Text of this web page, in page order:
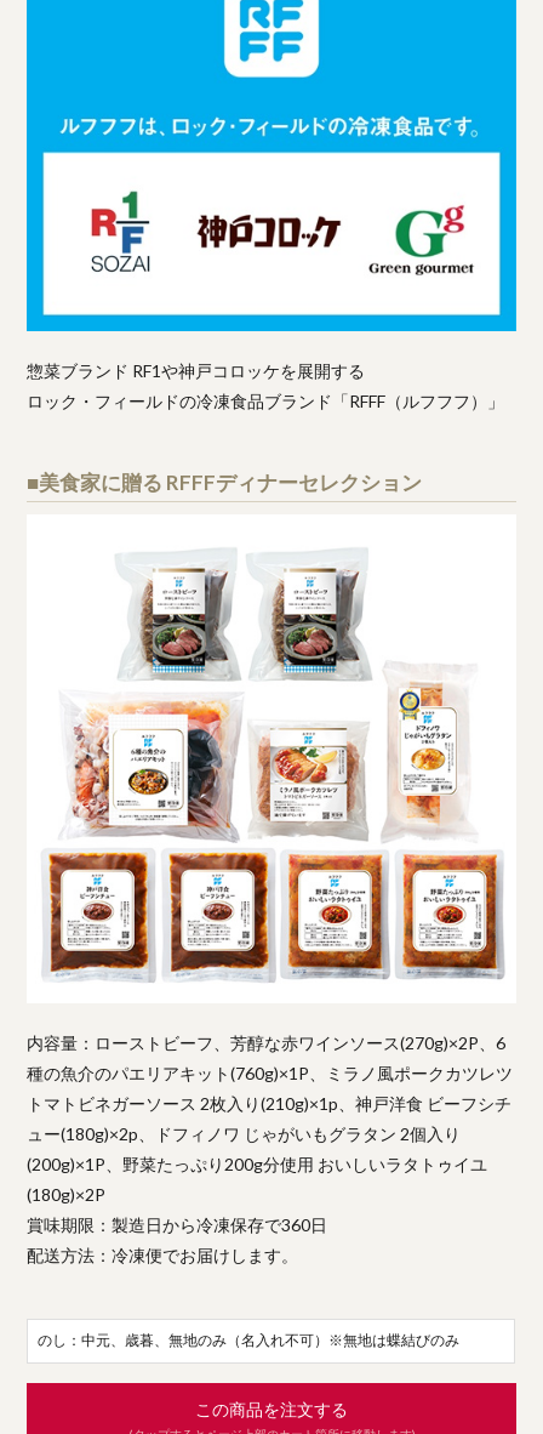
惣菜ブランド RF1や神戸コロッケを展開する
ロック・フィールドの冷凍食品ブランド「RFFF（ルフフフ）」
■美食家に贈る RFFFディナーセレクション
内容量：ローストビーフ、芳醇な赤ワインソース(270g)×2P、6
種の魚介のパエリアキット(760g)×1P、ミラノ風ポークカツレツ
トマトビネガーソース 2枚入り(210g)×1p、神戸洋食 ビーフシチ
ュー(180g)×2p、ドフィノワ じゃがいもグラタン 2個入り
(200g)×1P、野菜たっぷり200g分使用 おいしいラタトゥイユ
(180g)×2P
賞味期限：製造日から冷凍保存で360日
配送方法：冷凍便でお届けします。
のし：中元、歳暮、無地のみ（名入れ不可）※無地は蝶結びのみ
この商品を注文する